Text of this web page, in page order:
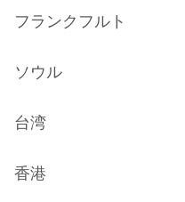
フランクフルト
ソウル
台湾
香港